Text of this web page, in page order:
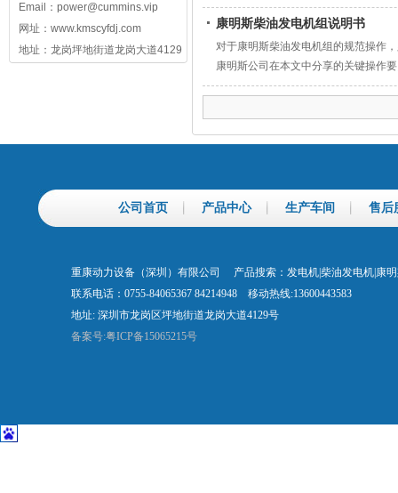
Email：power@cummins.vip
网址：www.kmscyfdj.com
地址：龙岗坪地街道龙岗大道4129
牌因故无法识别，序列号(ESN)通常
康明斯柴油发电机组说明书
对于康明斯柴油发电机组的规范操作
康明斯公司在本文中分享的关键操作
则。
公司首页 产品中心 生产车间 售后
重康动力设备（深圳）有限公司 产品搜索：发电机|柴油发电机|康
联系电话：0755-84065367 84214948 移动热线:13600443583
地址: 深圳市龙岗区坪地街道龙岗大道4129号
备案号:粤ICP备15065215号